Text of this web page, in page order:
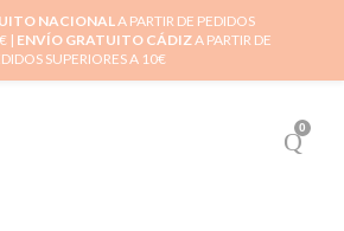
0
NACIONALA PARTIR DE PEDIDOS
| ENVÍO GRATUITO CÁDIZA PARTIR DE
SUPERIORES A 10€